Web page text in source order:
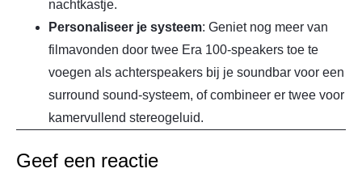
nachtkastje.
Personaliseer je systeem: Geniet nog meer van
filmavonden door twee Era 100-speakers toe te
voegen als achterspeakers bij je soundbar voor een
surround sound-systeem, of combineer er twee voor
kamervullend stereogeluid.
Geef een reactie